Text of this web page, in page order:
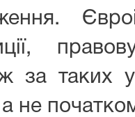
за таких
не